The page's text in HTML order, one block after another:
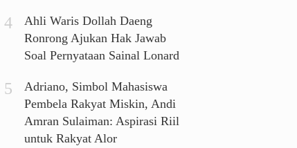
Ahli Waris Dollah Daeng
Ronrong Ajukan Hak Jawab
Soal Pernyataan Sainal Lonard
Adriano, Simbol Mahasiswa
Pembela Rakyat Miskin, Andi
Amran Sulaiman: Aspirasi Riil
untuk Rakyat Alor